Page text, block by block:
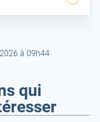
Ouvrir
à 09h44
qui